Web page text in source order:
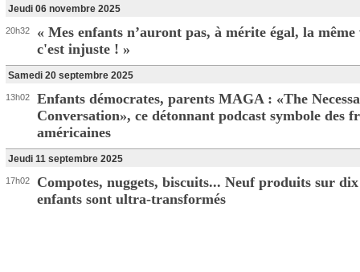
Jeudi 06 novembre 2025
20h32
« Mes enfants n’auront pas, à mérite égal, la
c'est injuste ! »
Samedi 20 septembre 2025
13h02
Enfants démocrates, parents MAGA : «The
Conversation», ce détonnant podcast symbole des
américaines
Jeudi 11 septembre 2025
17h02
Compotes, nuggets, biscuits... Neuf produits sur
enfants sont ultra-transformés